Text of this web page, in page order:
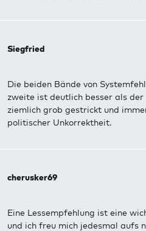
Siegfried
Die beiden Bände von
zweite ist deutlich besser als
ziemlich grob gestrickt und
politischer Unkorrektheit.
cherusker69
Eine Lessempfehlung ist eine
und ich freu mich jedesmal aufs